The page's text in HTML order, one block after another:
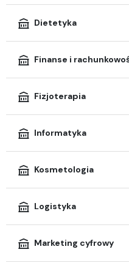
Dietetyka
Finanse i
Fizjoterapia
Informatyka
Kosmetologia
Logistyka
Marketing cyfrowy